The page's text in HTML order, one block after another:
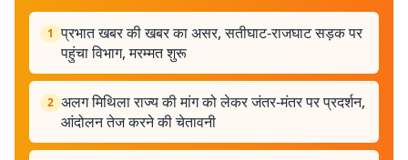
1 प्रभात खबर की खबर का असर, सतीघाट-राजघाट सड़क पर
पहुंचा विभाग, मरम्मत शुरू
2 अलग मिथिला राज्य की मांग को लेकर जंतर-मंतर पर प्रदर्शन,
आंदोलन तेज करने की चेतावनी